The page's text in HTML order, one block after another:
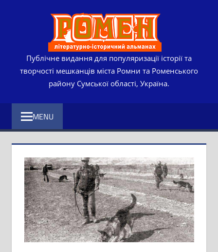
Публічне видання для популяризації історії та
творчості мешканців міста Ромни та Роменського
району Сумської області, Україна.
MENU